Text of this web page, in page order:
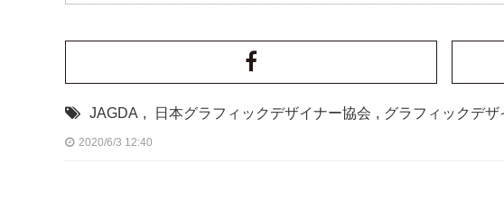
JAGDA , 日本グラフィックデザイナー協会 , グラフィックデザ
2020/6/3 12:40